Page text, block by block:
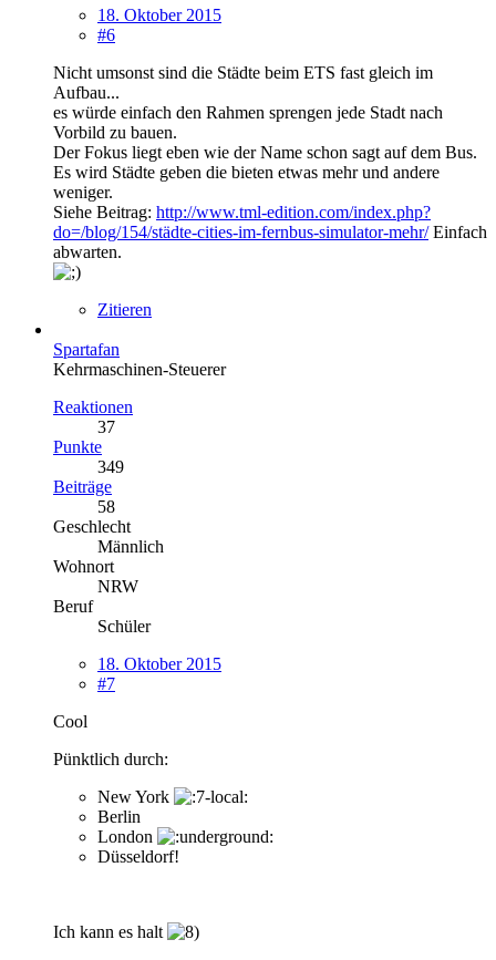
18. Oktober 2015
#6
Nicht umsonst sind die Städte beim ETS fast gleich im
Aufbau...
es würde einfach den Rahmen sprengen jede Stadt nach
Vorbild zu bauen.
Der Fokus liegt eben wie der Name schon sagt auf dem Bus.
Es wird Städte geben die bieten etwas mehr und andere
weniger.
Siehe Beitrag: http://www.tml-edition.com/index.php?
do=/blog/154/städte-cities-im-fernbus-simulator-mehr/Einfach
abwarten.
Zitieren
Spartafan
Kehrmaschinen-Steuerer
Reaktionen
37
Punkte
349
Beiträge
58
Geschlecht
Männlich
Wohnort
NRW
Beruf
Schüler
18. Oktober 2015
#7
Cool
Pünktlich durch:
New York
Berlin
London
Düsseldorf!
Ich kann es halt